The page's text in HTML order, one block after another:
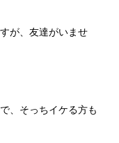
が、友達がいませ
、そっちイケる方も